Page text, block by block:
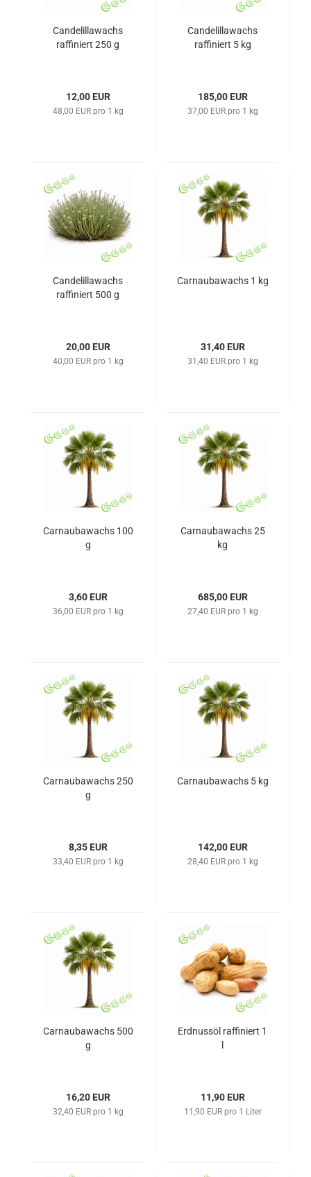
Candelillawachs
raffiniert 250 g
12,00 EUR
48,00 EUR pro 1 kg
Candelillawachs
raffiniert 5 kg
185,00 EUR
37,00 EUR pro 1 kg
Candelillawachs
raffiniert 500 g
20,00 EUR
40,00 EUR pro 1 kg
Carnaubawachs 1 kg
31,40 EUR
31,40 EUR pro 1 kg
Carnaubawachs 100
g
3,60 EUR
36,00 EUR pro 1 kg
Carnaubawachs 25
kg
685,00 EUR
27,40 EUR pro 1 kg
Carnaubawachs 250
g
8,35 EUR
33,40 EUR pro 1 kg
Carnaubawachs 5 kg
142,00 EUR
28,40 EUR pro 1 kg
Carnaubawachs 500
g
16,20 EUR
32,40 EUR pro 1 kg
Erdnussöl raffiniert 1
11,90 EUR
11,90 EUR pro 1 Liter